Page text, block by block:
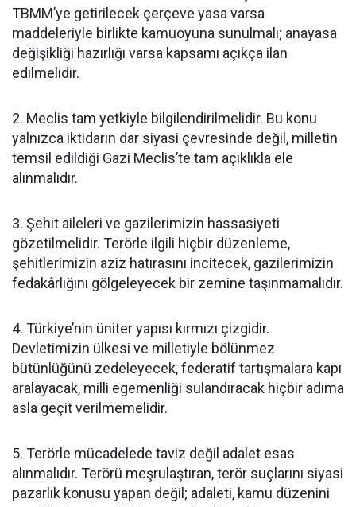
TBMM’ye getirilecek çerçeve yasa varsa
maddeleriyle birlikte kamuoyuna sunulmalı; anayasa
değişikliği hazırlığı varsa kapsamı açıkça ilan
edilmelidir.
2. Meclis tam yetkiyle bilgilendirilmelidir. Bu konu
yalnızca iktidarın dar siyasi çevresinde değil, milletin
temsil edildiği Gazi Meclis’te tam açıklıkla ele
alınmalıdır.
3. Şehit aileleri ve gazilerimizin hassasiyeti
gözetilmelidir. Terörle ilgili hiçbir düzenleme,
şehitlerimizin aziz hatırasını incitecek, gazilerimizin
fedakârlığını gölgeleyecek bir zemine taşınmamalıdır.
4. Türkiye’nin üniter yapısı kırmızı çizgidir.
Devletimizin ülkesi ve milletiyle bölünmez
bütünlüğünü zedeleyecek, federatif tartışmalara kapı
aralayacak, milli egemenliği sulandıracak hiçbir adıma
asla geçit verilmemelidir.
5. Terörle mücadelede taviz değil adalet esas
alınmalıdır. Terörü meşrulaştıran, terör suçlarını siyasi
pazarlık konusu yapan değil; adaleti, kamu düzenini